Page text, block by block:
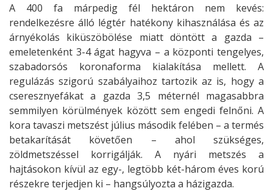
A 400 fa márpedig fél hektáron nem kevés:
rendelkezésre álló légtér hatékony kihasználása és az
árnyékolás kiküszöbölése miatt döntött a gazda –
emeletenként 3-4 ágat hagyva – a központi tengelyes,
szabadorsós koronaforma kialakítása mellett. A
regulázás szigorú szabályaihoz tartozik az is, hogy a
cseresznyefákat a gazda 3,5 méternél magasabbra
semmilyen körülmények között sem engedi felnőni. A
kora tavaszi metszést július második felében – a termés
betakarítását követően – ahol szükséges,
zöldmetszéssel korrigálják. A nyári metszés a
hajtásokon kívül az egy-, legtöbb két-három éves korú
részekre terjedjen ki – hangsúlyozta a házigazda.